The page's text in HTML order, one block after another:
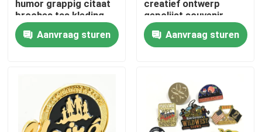
Contacteer ons
Vraag een offerte aan
De Spelden van de metaalrevers
humor grappig citaat
broches tas kleding
lapel pin badge
Aanvraag sturen
creatief ontwerp
gepolijst souvenir
cadeau metaal vintage
shirt lapel pin broche
Aanvraag sturen